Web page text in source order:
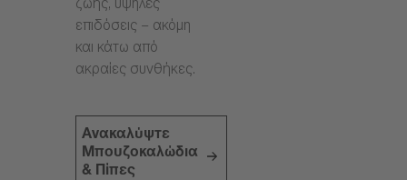
ζωής, υψηλές
επιδόσεις – ακόμη
και κάτω από
ακραίες συνθήκες.
Ανακαλύψτε
Μπουζοκαλώδια
& Πίπες